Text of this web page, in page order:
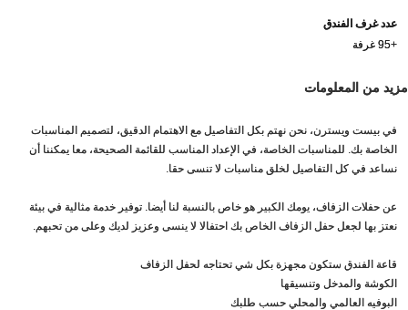
عدد غرف الفندق
+95 غرفة
مزيد من المعلومات
في بيست ويسترن، نحن نهتم بكل التفاصيل مع الاهتمام الدقيق، لتصميم المناسبات
الخاصة بك. للمناسبات الخاصة، في الإعداد المناسب للقائمة الصحيحة، معا يمكننا أن
نساعد في كل التفاصيل لخلق مناسبات لا تنسى حقا.
عن حفلات الزفاف، يومك الكبير هو خاص بالنسبة لنا أيضا. توفير خدمة مثالية في بيئة
نعتز بها لجعل حفل الزفاف الخاص بك احتفالا لا ينسى وعزيز لديك وعلى من تحبهم.
قاعة الفندق ستكون مجهزة بكل شي تحتاجه لحفل الزفاف
الكوشة والمدخل وتنسيقها
البوفيه العالمي والمحلي حسب طلبك